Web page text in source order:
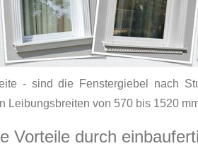
- sind die Fenstergiebel nach
Leibungsbreiten von 570 bis 1520
Vorteile durch